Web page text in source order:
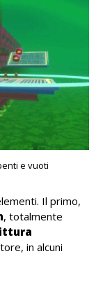
e vuoti
Il primo,
, totalmente
in alcuni